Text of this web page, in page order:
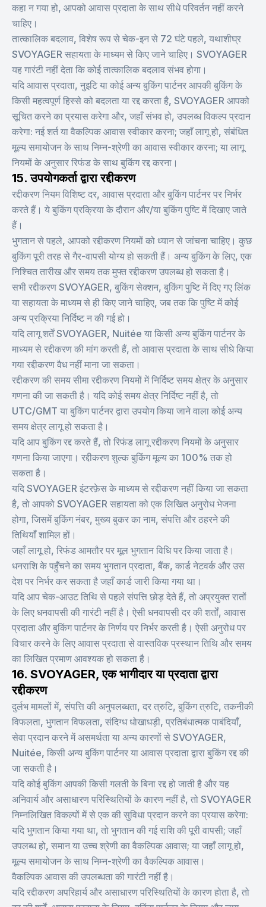
कहा न गया हो, आपको आवास प्रदाता के साथ सीधे परिवर्तन नहीं करने
चाहिए।
तात्कालिक बदलाव, विशेष रूप से चेक-इन से 72 घंटे पहले, यथाशीघ्र
SVOYAGER सहायता के माध्यम से किए जाने चाहिए। SVOYAGER
यह गारंटी नहीं देता कि कोई तात्कालिक बदलाव संभव होगा।
यदि आवास प्रदाता, नुइटि या कोई अन्य बुकिंग पार्टनर आपकी बुकिंग के
किसी महत्वपूर्ण हिस्से को बदलता या रद्द करता है, SVOYAGER आपको
सूचित करने का प्रयास करेगा और, जहाँ संभव हो, उपलब्ध विकल्प प्रदान
करेगा: नई शर्त या वैकल्पिक आवास स्वीकार करना; जहाँ लागू हो, संबंधित
मूल्य समायोजन के साथ निम्न-श्रेणी का आवास स्वीकार करना; या लागू
नियमों के अनुसार रिफंड के साथ बुकिंग रद्द करना।
15. उपयोगकर्ता द्वारा रद्दीकरण
रद्दीकरण नियम विशिष्ट दर, आवास प्रदाता और बुकिंग पार्टनर पर निर्भर
करते हैं। ये बुकिंग प्रक्रिया के दौरान और/या बुकिंग पुष्टि में दिखाए जाते
हैं।
भुगतान से पहले, आपको रद्दीकरण नियमों को ध्यान से जांचना चाहिए। कुछ
बुकिंग पूरी तरह से गैर-वापसी योग्य हो सकती हैं। अन्य बुकिंग के लिए, एक
निश्चित तारीख और समय तक मुफ्त रद्दीकरण उपलब्ध हो सकता है।
सभी रद्दीकरण SVOYAGER, बुकिंग सेक्शन, बुकिंग पुष्टि में दिए गए लिंक
या सहायता के माध्यम से ही किए जाने चाहिए, जब तक कि पुष्टि में कोई
अन्य प्रक्रिया निर्दिष्ट न की गई हो।
यदि लागू शर्तें SVOYAGER, Nuitée या किसी अन्य बुकिंग पार्टनर के
माध्यम से रद्दीकरण की मांग करती हैं, तो आवास प्रदाता के साथ सीधे किया
गया रद्दीकरण वैध नहीं माना जा सकता।
रद्दीकरण की समय सीमा रद्दीकरण नियमों में निर्दिष्ट समय क्षेत्र के अनुसार
गणना की जा सकती है। यदि कोई समय क्षेत्र निर्दिष्ट नहीं है, तो
UTC/GMT या बुकिंग पार्टनर द्वारा उपयोग किया जाने वाला कोई अन्य
समय क्षेत्र लागू हो सकता है।
यदि आप बुकिंग रद्द करते हैं, तो रिफंड लागू रद्दीकरण नियमों के अनुसार
गणना किया जाएगा। रद्दीकरण शुल्क बुकिंग मूल्य का 100% तक हो
सकता है।
यदि SVOYAGER इंटरफ़ेस के माध्यम से रद्दीकरण नहीं किया जा सकता
है, तो आपको SVOYAGER सहायता को एक लिखित अनुरोध भेजना
होगा, जिसमें बुकिंग नंबर, मुख्य बुकर का नाम, संपत्ति और ठहरने की
तिथियाँ शामिल हों।
जहाँ लागू हो, रिफंड आमतौर पर मूल भुगतान विधि पर किया जाता है।
धनराशि के पहुँचने का समय भुगतान प्रदाता, बैंक, कार्ड नेटवर्क और उस
देश पर निर्भर कर सकता है जहाँ कार्ड जारी किया गया था।
यदि आप चेक-आउट तिथि से पहले संपत्ति छोड़ देते हैं, तो अप्रयुक्त रातों
के लिए धनवापसी की गारंटी नहीं है। ऐसी धनवापसी दर की शर्तों, आवास
प्रदाता और बुकिंग पार्टनर के निर्णय पर निर्भर करती है। ऐसी अनुरोध पर
विचार करने के लिए आवास प्रदाता से वास्तविक प्रस्थान तिथि और समय
का लिखित प्रमाण आवश्यक हो सकता है।
16. SVOYAGER, एक भागीदार या प्रदाता द्वारा
रद्दीकरण
दुर्लभ मामलों में, संपत्ति की अनुपलब्धता, दर त्रुटि, बुकिंग त्रुटि, तकनीकी
विफलता, भुगतान विफलता, संदिग्ध धोखाधड़ी, प्रतिबंधात्मक पाबंदियाँ,
सेवा प्रदान करने में असमर्थता या अन्य कारणों से SVOYAGER,
Nuitée, किसी अन्य बुकिंग पार्टनर या आवास प्रदाता द्वारा बुकिंग रद्द की
जा सकती है।
यदि कोई बुकिंग आपकी किसी गलती के बिना रद्द हो जाती है और यह
अनिवार्य और असाधारण परिस्थितियों के कारण नहीं है, तो SVOYAGER
निम्नलिखित विकल्पों में से एक की सुविधा प्रदान करने का प्रयास करेगा:
यदि भुगतान किया गया था, तो भुगतान की गई राशि की पूरी वापसी; जहाँ
उपलब्ध हो, समान या उच्च श्रेणी का वैकल्पिक आवास; या जहाँ लागू हो,
मूल्य समायोजन के साथ निम्न-श्रेणी का वैकल्पिक आवास।
वैकल्पिक आवास की उपलब्धता की गारंटी नहीं है।
यदि रद्दीकरण अपरिहार्य और असाधारण परिस्थितियों के कारण होता है, तो